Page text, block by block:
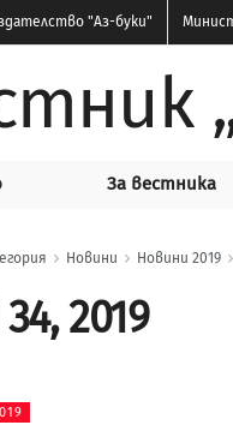
"Аз-буки"
За вестника
Новини Новини 2019
2019